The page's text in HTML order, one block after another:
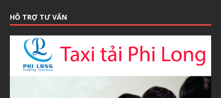
HỖ TRỢ TƯ VẤN